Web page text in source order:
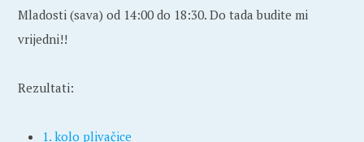
Mladosti (sava) od 14:00 do 18:30. Do tada budite mi
vrijedni!!
Rezultati:
1. kolo plivačice